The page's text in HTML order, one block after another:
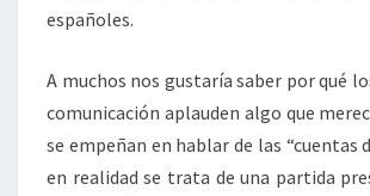
españoles.
A muchos nos gustaría saber por qué
comunicación aplauden algo que
se empeñan en hablar de las “cuentas
en realidad se trata de una partida